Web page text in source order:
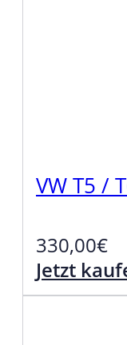
VW T5 /
330,00€
Jetzt